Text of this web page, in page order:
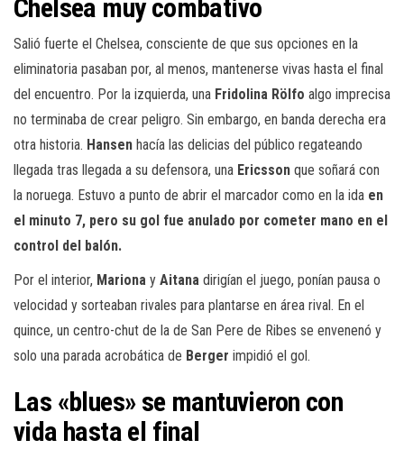
Chelsea muy combativo
Salió fuerte el Chelsea, consciente de que sus opciones en la
eliminatoria pasaban por, al menos, mantenerse vivas hasta el final
del encuentro. Por la izquierda, una Fridolina Rölfo algo imprecisa
no terminaba de crear peligro. Sin embargo, en banda derecha era
otra historia. Hansen hacía las delicias del público regateando
llegada tras llegada a su defensora, una Ericsson que soñará con
la noruega. Estuvo a punto de abrir el marcador como en la ida en
el minuto 7, pero su gol fue anulado por cometer mano en el
control del balón.
Por el interior, Mariona y Aitana dirigían el juego, ponían pausa o
velocidad y sorteaban rivales para plantarse en área rival. En el
quince, un centro-chut de la de San Pere de Ribes se envenenó y
solo una parada acrobática de Berger impidió el gol.
Las «blues» se mantuvieron con
vida hasta el final